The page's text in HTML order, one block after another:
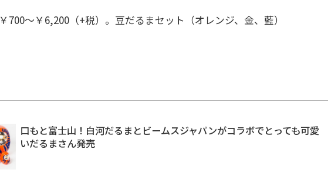
￥700～￥6,200（+税）。 豆だるまセット（オレンジ、金、藍）
口もと富士山！白河だるまとビームスジャパンがコラボでとっても可愛
いだるまさん発売